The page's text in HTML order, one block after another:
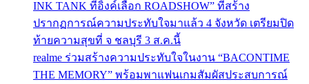
INK TANK ที่อิ้งค์เลือก ROADSHOW” ที่สร้าง
ปรากฏการณ์ความประทับใจมาแล้ว 4 จังหวัด เตรียมปิด
ท้ายความสุขที่ จ ชลบุรี 3 ส.ค.นี้
realme ร่วมสร้างความประทับใจในงาน “BACONTIME
THE MEMORY” พร้อมพาแฟนเกมสัมผัสประสบการณ์